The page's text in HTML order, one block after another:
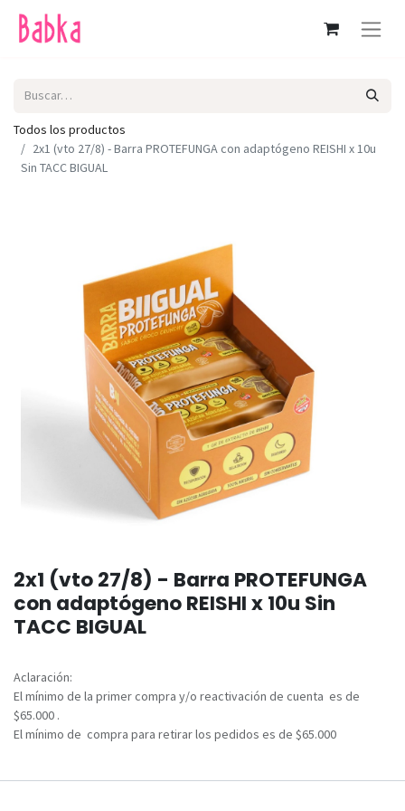
Todos los productos
2x1 (vto 27/8) - Barra PROTEFUNGA con adaptógeno REISHI x 10u
Sin TACC BIGUAL
2x1 (vto 27/8) - Barra PROTEFUNGA
con adaptógeno REISHI x 10u Sin
TACC BIGUAL
Aclaración:
El mínimo de la primer compra y/o reactivación de cuenta es de
$65.000 .
El mínimo de compra para retirar los pedidos es de $65.000